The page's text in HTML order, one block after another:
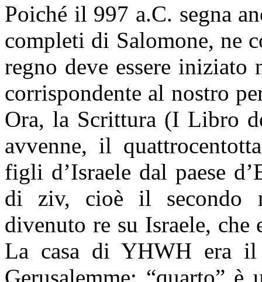
Poiché il 997 a.C. segna
completi di Salomone, ne
regno deve essere
corrispondente al nostro
Ora, la Scrittura (I Libro
avvenne, il
figli d’Israele dal paese
di ziv, cioè il secondo
divenuto re su Israele,
La casa di YHWH era il
Gerusalemme; “quarto”